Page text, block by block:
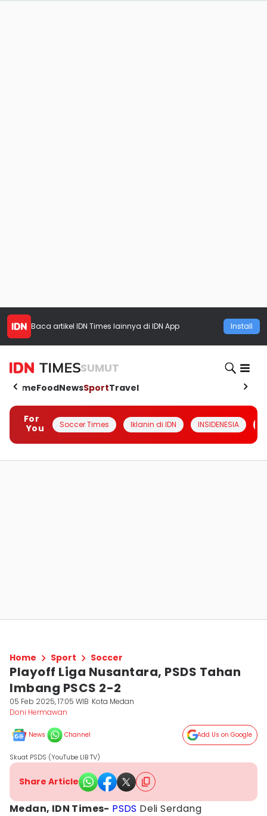
Baca artikel IDN Times lainnya di IDN App Install
SUMUT
HomeFoodNewsSportTravel
For
You
Soccer Times Iklanin di IDN INSIDENESIA
Home Sport Soccer
Playoff Liga Nusantara, PSDS Tahan
Imbang PSCS 2-2
05 Feb 2025, 17:05 WIB Kota Medan
Doni Hermawan
News Channel Add Us on Google
Skuat PSDS (YouTube LIB TV)
Share Article
Medan, IDN Times- PSDS Deli Serdang